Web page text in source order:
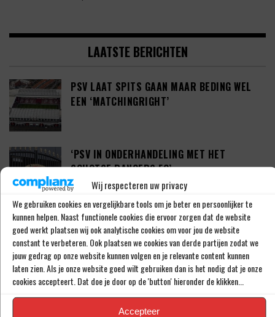
Wij respecteren uw privacy
We gebruiken cookies en vergelijkbare tools om je beter en persoonlijker te
kunnen helpen. Naast functionele cookies die ervoor zorgen dat de website
goed werkt plaatsen wij ook analytische cookies om voor jou de website
constant te verbeteren. Ook plaatsen we cookies van derde partijen zodat we
jouw gedrag op onze website kunnen volgen en je relevante content kunnen
laten zien. Als je onze website goed wilt gebruiken dan is het nodig dat je onze
cookies accepteert. Dat doe je door op de 'button' hieronder de klikken...
Accepteer
LAATSTE BERICHTEN
PSV LAAT SPITS GAAN MAAR BEDING WEL
EEN ‘MATCHINGRIGHT’
‘PSV IN ONDERHANDELING MET HET
SCHOTSE RANGERS FC’
‘PSV WIL ZICH GAAN VERSTERKEN MET 29-
JARIGE ADAMA CAMARA’
JOEL DROMMEL (29) TEKENT VOOR VIER
JAAR BIJ FC TWENTE